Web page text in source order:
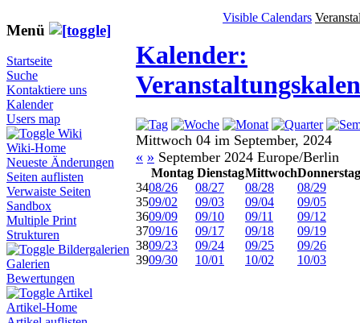
Menü
Startseite
Suche
Kontaktiere uns
Kalender
Users map
Wiki
Wiki-Home
Neueste Änderungen
Seiten auflisten
Verwaiste Seiten
Sandbox
Multiple Print
Strukturen
Bildergalerien
Galerien
Bewertungen
Artikel
Artikel-Home
Visible Calendars
Kalender:
Mittwoch 04 im September, 2024
« » September 2024 Europe/Berlin
Montag DienstagMittwochDonnerstag
3408/26 08/27 08/28
08/29
3509/02 09/03 09/04
09/05
3609/09 09/10 09/11
09/12
3709/16 09/17 09/18
09/19
3809/23 09/24 09/25
09/26
3909/30 10/01 10/02 10/03